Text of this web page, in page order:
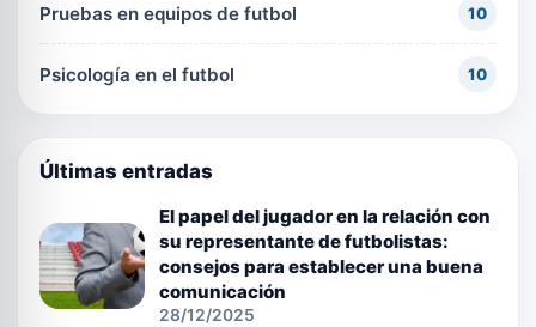
Pruebas en equipos de futbol 10
Psicología en el futbol 10
Últimas entradas
El papel del jugador en la relación con
su representante de futbolistas:
consejos para establecer una buena
comunicación
28/12/2025